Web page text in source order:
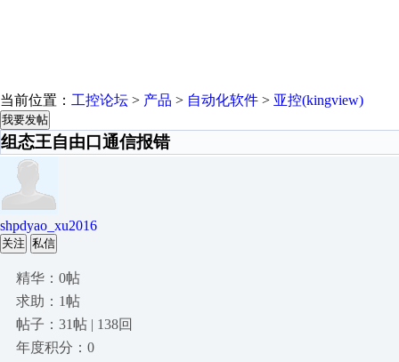
当前位置： 工控论坛 > 产品 > 自动化软件 > 亚控(kingview)
我要发帖
组态王自由口通信报错
shpdyao_xu2016
关注 私信
精华：0帖
求助：1帖
帖子：31帖 | 138回
年度积分：0